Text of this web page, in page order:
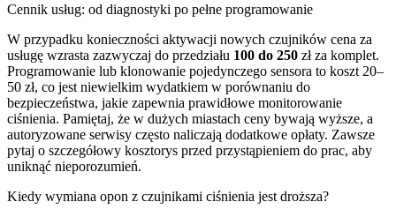
Cennik usług: od diagnostyki po pełne programowanie
W przypadku konieczności aktywacji nowych czujników cena za
usługę wzrasta zazwyczaj do przedziału 100 do 250 zł za komplet.
Programowanie lub klonowanie pojedynczego sensora to koszt 20–
50 zł, co jest niewielkim wydatkiem w porównaniu do
bezpieczeństwa, jakie zapewnia prawidłowe monitorowanie
ciśnienia. Pamiętaj, że w dużych miastach ceny bywają wyższe, a
autoryzowane serwisy często naliczają dodatkowe opłaty. Zawsze
pytaj o szczegółowy kosztorys przed przystąpieniem do prac, aby
uniknąć nieporozumień.
Kiedy wymiana opon z czujnikami ciśnienia jest droższa?